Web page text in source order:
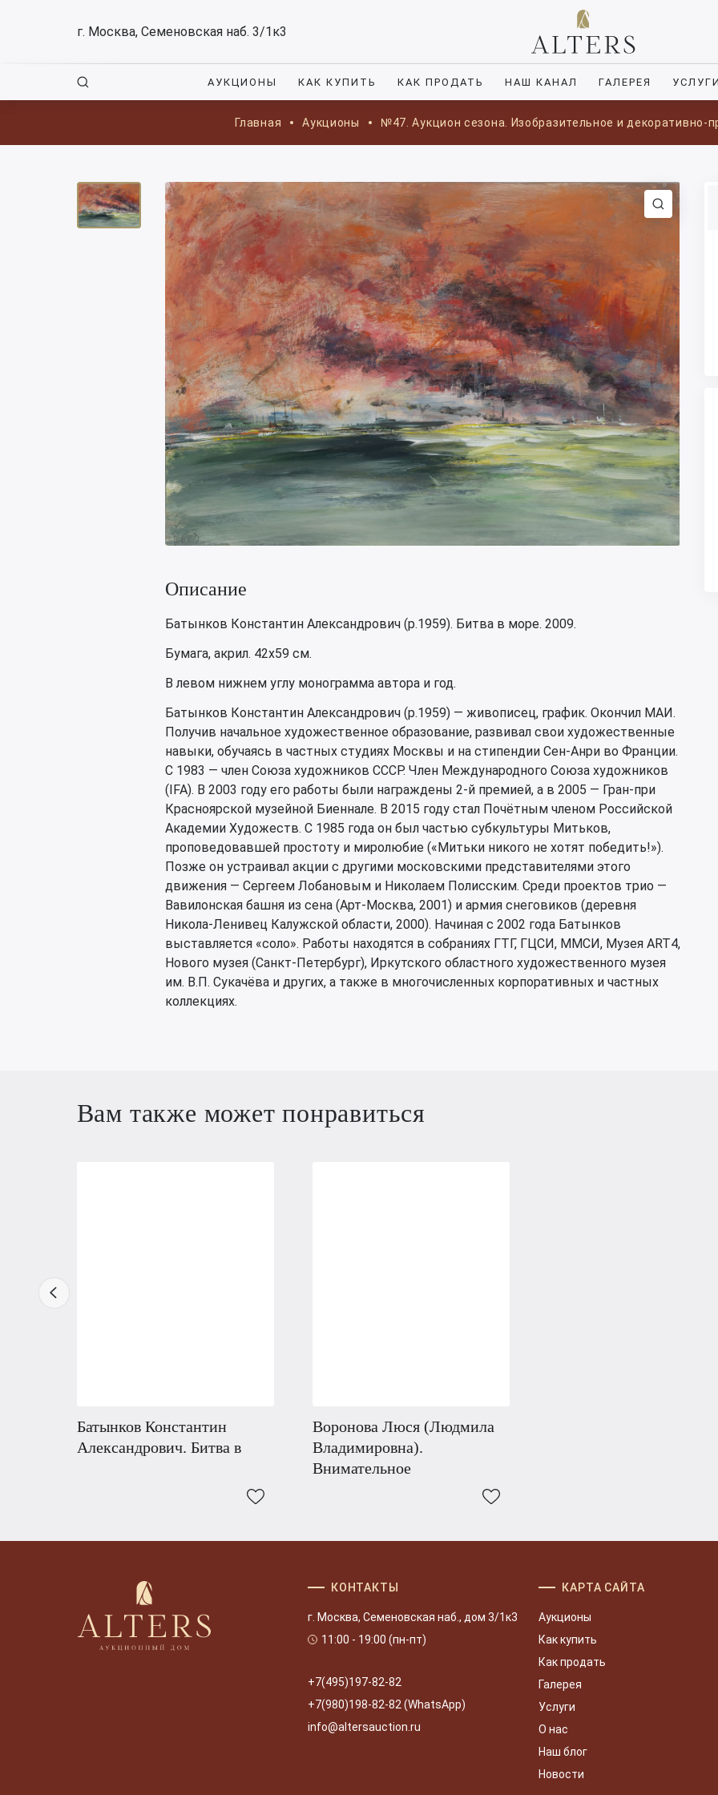
г. Москва, Семеновская наб. 3/1к3
АУКЦИОНЫ КАК КУПИТЬ КАК ПРОДАТЬ НАШ КАНАЛ ГАЛЕРЕЯ
Главная Аукционы №47. Аукцион сезона. Изобразительное и декоративно-
Описание
Батынков Константин Александрович (р.1959). Битва в море. 2009.
Бумага, акрил. 42х59 см.
В левом нижнем углу монограмма автора и год.
Батынков Константин Александрович (р.1959) — живописец, график. Окончил МАИ.
Получив начальное художественное образование, развивал свои художественные
навыки, обучаясь в частных студиях Москвы и на стипендии Сен-Анри во Франции.
С 1983 — член Союза художников СССР. Член Международного Союза художников
(IFA). В 2003 году его работы были награждены 2-й премией, а в 2005 — Гран-при
Красноярской музейной Биеннале. В 2015 году стал Почётным членом Российской
Академии Художеств. С 1985 года он был частью субкультуры Митьков,
проповедовавшей простоту и миролюбие («Митьки никого не хотят победить!»).
Позже он устраивал акции с другими московскими представителями этого
движения — Сергеем Лобановым и Николаем Полисским. Среди проектов трио —
Вавилонская башня из сена (Арт-Москва, 2001) и армия снеговиков (деревня
Никола-Ленивец Калужской области, 2000). Начиная с 2002 года Батынков
выставляется «соло». Работы находятся в собраниях ГТГ, ГЦСИ, ММСИ, Музея ART4,
Нового музея (Санкт-Петербург), Иркутского областного художественного музея
им. В.П. Сукачёва и других, а также в многочисленных корпоративных и частных
коллекциях.
Вам также может понравиться
Батынков Константин
Александрович. Битва в
Воронова Люся (Людмила
Владимировна).
Внимательное
КОНТАКТЫ
г. Москва, Семеновская наб., дом 3/1к3
11:00 - 19:00 (пн-пт)
+7(495)197-82-82
+7(980)198-82-82 (WhatsApp)
info@altersauction.ru
КАРТА САЙТА
Аукционы
Как купить
Как продать
Галерея
Услуги
О нас
Наш блог
Новости